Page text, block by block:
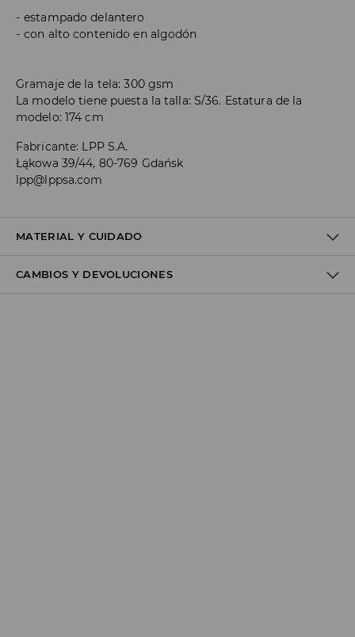
estampado delantero
con alto contenido en algodón
Gramaje de la tela: 300 gsm
La modelo tiene puesta la talla: S/36. Estatura de la
modelo: 174 cm
Fabricante: LPP S.A.
Łąkowa 39/44, 80-769 Gdańsk
lpp@lppsa.com
MATERIAL Y CUIDADO
1º TELA: 60% ALGODÓN, 40% POLIÉSTER
CAMBIOS Y DEVOLUCIONES